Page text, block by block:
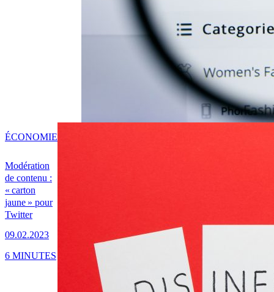
Modération
de contenu :
« carton
jaune » pour
Twitter
09.02.2023
ÉCONOMIE
6 MINUTES